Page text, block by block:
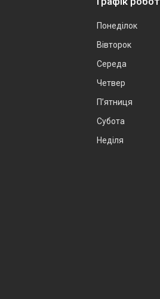
Понеділок
Вівторок
Середа
Четвер
Пʼятниця
Субота
Неділя